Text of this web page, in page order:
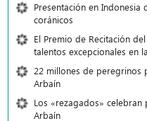
Presentación en
coránicos
El Premio de Recitación
talentos excepcionales en
22 millones de peregrinos
Arbaín
Los «rezagados»
Arbaín